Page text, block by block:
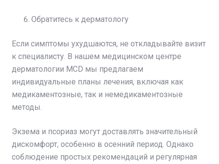
Обратитесь к дерматологу
Если симптомы ухудшаются, не откладывайте визит
к специалисту. В нашем медицинском центре
дерматологии MCD мы предлагаем
индивидуальные планы лечения, включая как
медикаментозные, так и немедикаментозные
методы.
Экзема и псориаз могут доставлять значительный
дискомфорт, особенно в осенний период. Однако
соблюдение простых рекомендаций и регулярная